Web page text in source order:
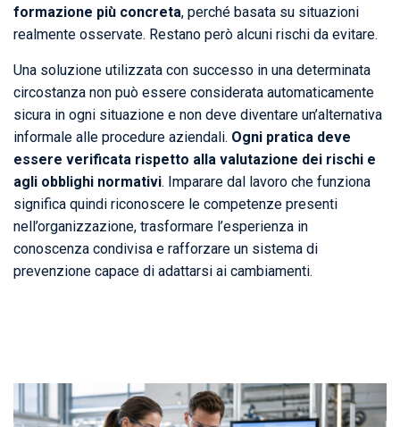
formazione più concreta, perché basata su situazioni
realmente osservate. Restano però alcuni rischi da evitare.
Una soluzione utilizzata con successo in una determinata
circostanza non può essere considerata automaticamente
sicura in ogni situazione e non deve diventare un’alternativa
informale alle procedure aziendali. Ogni pratica deve
essere verificata rispetto alla valutazione dei rischi e
agli obblighi normativi. Imparare dal lavoro che funziona
significa quindi riconoscere le competenze presenti
nell’organizzazione, trasformare l’esperienza in
conoscenza condivisa e rafforzare un sistema di
prevenzione capace di adattarsi ai cambiamenti.